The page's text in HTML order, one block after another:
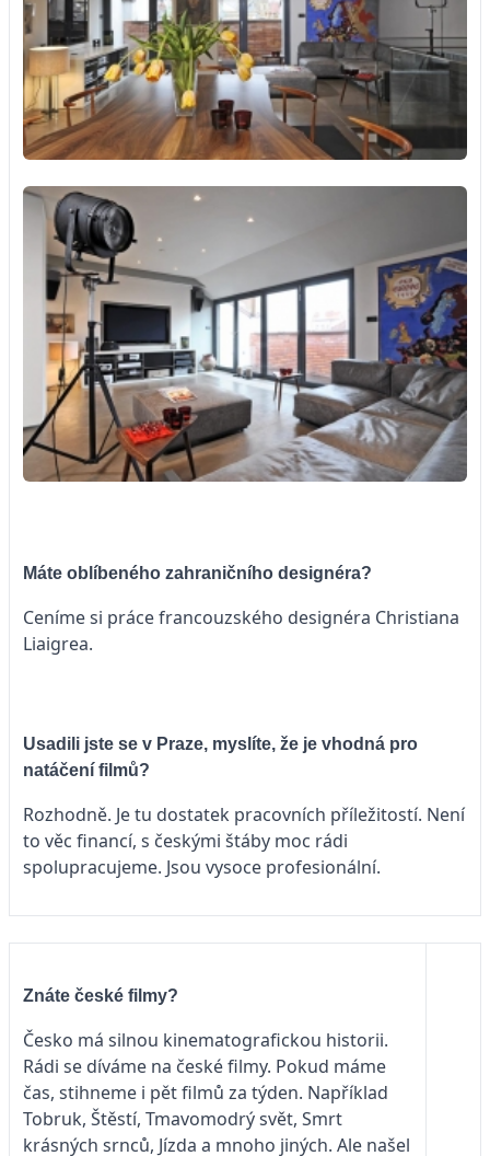
Máte oblíbeného zahraničního designéra?
Ceníme si práce francouzského designéra Christiana
Liaigrea.
Usadili jste se v Praze, myslíte, že je vhodná pro
natáčení filmů?
Rozhodně. Je tu dostatek pracovních příležitostí. Není
to věc financí, s českými štáby moc rádi
spolupracujeme. Jsou vysoce profesionální.
Znáte české filmy?
Česko má silnou kinematografickou historii.
Rádi se díváme na české filmy. Pokud máme
čas, stihneme i pět filmů za týden. Například
Tobruk, Štěstí, Tmavomodrý svět, Smrt
krásných srnců, Jízda a mnoho jiných. Ale našel